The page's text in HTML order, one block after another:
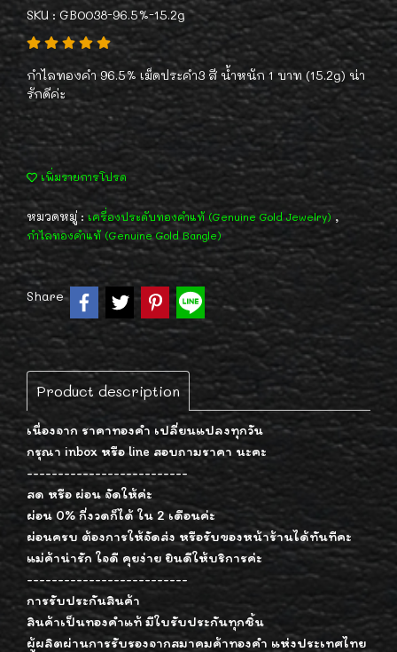
SKU : GB0038-96.5%-15.2g
กำไลทองคำ 96.5% เม็ดประคำ3 สี น้ำหนัก 1 บาท (15.2g) น่า
รักดีค่ะ
เพิ่มรายการโปรด
หมวดหมู่ : เครื่องประดับทองคำแท้ (Genuine Gold Jewelry) ,
กำไลทองคำแท้ (Genuine Gold Bangle)
Share
Product description
เนื่องจาก ราคาทองคำ เปลี่ยนแปลงทุกวัน
กรุณา inbox หรือ line สอบถามราคา นะคะ
--------------------------
สด หรือ ผ่อน จัดให้ค่ะ
ผ่อน 0% กี่งวดก็ได้ ใน 2 เดือนค่ะ
ผ่อนครบ ต้องการให้จัดส่ง หรือรับของหน้าร้านได้ทันทีคะ
แม่ค้าน่ารัก ใจดี คุยง่าย ยินดีให้บริการค่ะ
--------------------------
การรับประกันสินค้า
สินค้าเป็นทองคำแท้ มีใบรับประกันทุกชิ้น
ผู้ผลิตผ่านการรับรองจากสมาคมค้าทองคำ แห่งประเทศไทย